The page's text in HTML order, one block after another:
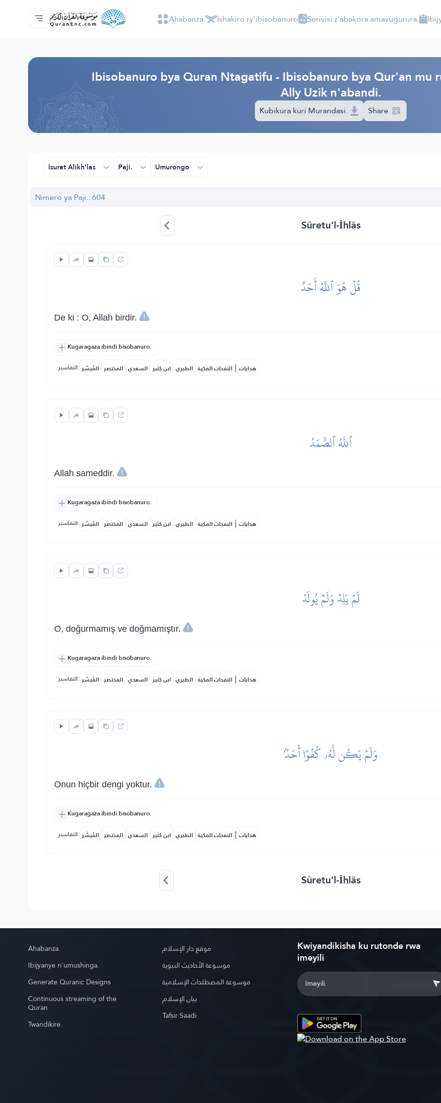
Ahabanza.
Ishakiro ry'ibisobanuro
Audio
Serivisi z'abakora amavugurura. - API
Ibijyanye n'umushinga.
Twandikire.
Ururimi. Ahabanza. Ishakiro ry'ibisobanuro Serivisi z'abakora amavugurura.
Ibisobanuro bya Quran Ntagatifu - Ibisobanuro bya Qur'an mu
Ally Uzik n'abandi.
Kubikura kuri Murandasi. Share
Isurat Alikh’las Paji. Umurongo
Nimero ya Paji.: 604
Sûretu'l-İhlâs
قُلۡ هُوَ ٱللَّهُ أَحَدٌ
De ki : O, Allah birdir.
Kugaragaza ibindi bisobanuro.
التفاسير: المُيسَّر المختصر السعدي ابن كثير الطبري النفحات المكية | هدايات
ٱللَّهُ ٱلصَّمَدُ
Allah sameddir.
Kugaragaza ibindi bisobanuro.
التفاسير: المُيسَّر المختصر السعدي ابن كثير الطبري النفحات المكية | هدايات
لَمۡ يَلِدۡ وَلَمۡ يُولَدۡ
O, doğurmamış ve doğmamıştır.
Kugaragaza ibindi bisobanuro.
التفاسير: المُيسَّر المختصر السعدي ابن كثير الطبري النفحات المكية | هدايات
وَلَمۡ يَكُن لَّهُۥ كُفُوًا أَحَدُۢ
Onun hiçbir dengi yoktur.
Kugaragaza ibindi bisobanuro.
التفاسير: المُيسَّر المختصر السعدي ابن كثير الطبري النفحات المكية | هدايات
Sûretu'l-İhlâs
Ahabanza.
Ibijyanye n'umushinga.
Generate Quranic Designs
Continuous streaming of the
Quran
Twandikire.
موقع دار الإسلام
موسوعة الأحاديث النبوية
موسوعة المصطلحات الإسلامية
بيان الإسلام
Tafsir Saadi
Kwiyandikisha ku rutonde rwa
imeyili